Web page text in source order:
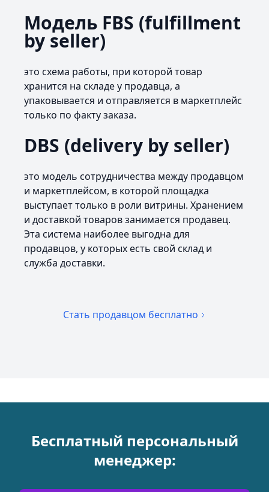
Модель FBS (fulfillment
by seller)
это схема работы, при которой товар
хранится на складе у продавца, а
упаковывается и отправляется в маркетплейс
только по факту заказа.
DBS (delivery by seller)
это модель сотрудничества между продавцом
и маркетплейсом, в которой площадка
выступает только в роли витрины. Хранением
и доставкой товаров занимается продавец.
Эта система наиболее выгодна для
продавцов, у которых есть свой склад и
служба доставки.
Стать продавцом бесплатно
Бесплатный персональный
менеджер: